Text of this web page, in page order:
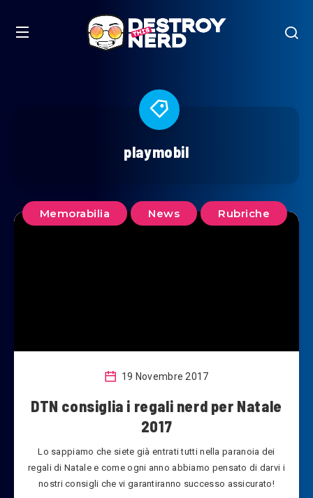
playmobil
Memorabilia News Rubriche
19 Novembre 2017
DTN consiglia i regali nerd per Natale
2017
Lo sappiamo che siete già entrati tutti nella paranoia dei
regali di Natale e come ogni anno abbiamo pensato di darvi i
nostri consigli che vi garantiranno successo assicurato!